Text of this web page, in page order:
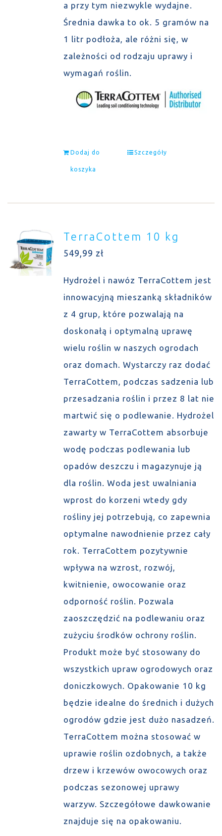
a przy tym niezwykle wydajne.
Średnia dawka to ok. 5 gramów na
1 litr podłoża, ale różni się, w
zależności od rodzaju uprawy i
wymagań roślin.
Dodaj do
koszyka
Szczegóły
TerraCottem 10 kg
549,99 zł
Hydrożel i nawóz TerraCottem jest
innowacyjną mieszanką składników
z 4 grup, które pozwalają na
doskonałą i optymalną uprawę
wielu roślin w naszych ogrodach
oraz domach. Wystarczy raz dodać
TerraCottem, podczas sadzenia lub
przesadzania roślin i przez 8 lat nie
martwić się o podlewanie. Hydrożel
zawarty w TerraCottem absorbuje
wodę podczas podlewania lub
opadów deszczu i magazynuje ją
dla roślin. Woda jest uwalniania
wprost do korzeni wtedy gdy
rośliny jej potrzebują, co zapewnia
optymalne nawodnienie przez cały
rok. TerraCottem pozytywnie
wpływa na wzrost, rozwój,
kwitnienie, owocowanie oraz
odporność roślin. Pozwala
zaoszczędzić na podlewaniu oraz
zużyciu środków ochrony roślin.
Produkt może być stosowany do
wszystkich upraw ogrodowych oraz
doniczkowych. Opakowanie 10 kg
będzie idealne do średnich i dużych
ogrodów gdzie jest dużo nasadzeń.
TerraCottem można stosować w
uprawie roślin ozdobnych, a także
drzew i krzewów owocowych oraz
podczas sezonowej uprawy
warzyw. Szczegółowe dawkowanie
znajduje się na opakowaniu.